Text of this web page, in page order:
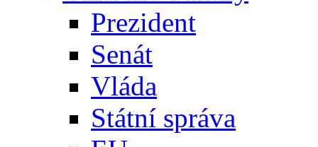
Prezident
Senát
Vláda
Státní správa